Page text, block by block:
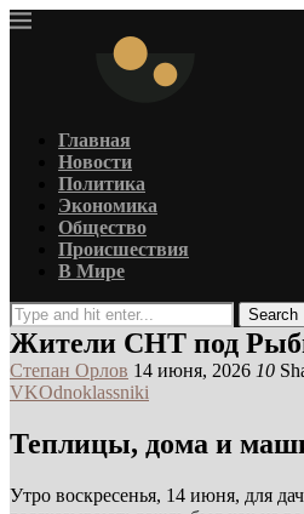
Главная
Новости
Политика
Экономика
Общество
Происшествия
В Мире
Search
Жители СНТ под
Степан Орлов 14 июня, 2026 10
VKOdnoklassniki
Теплицы, дома и
Утро воскресенья, 14 июня, для